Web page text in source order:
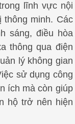
lĩnh vực nội
minh. Các
sáng, điều hòa
thông qua điện
lý không gian
sử dụng công
ích mà còn giúp
hộ trở nên hiện